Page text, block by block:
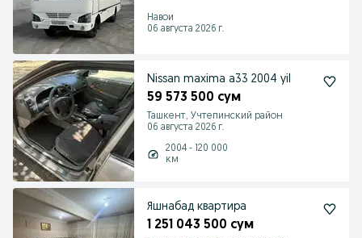
Навои
06 августа 2026 г.
Nissan maxima a33 2004 yil
59 573 500 сум
Ташкент, Учтепинский район
06 августа 2026 г.
2004 - 120 000
км
Яшнабад квартира
1 251 043 500 сум